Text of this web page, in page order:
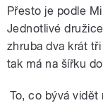
Přesto je podle
Jednotlivé
zhruba dva krát
tak má na šířku
To, co bývá vidět